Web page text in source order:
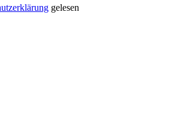
gelesen